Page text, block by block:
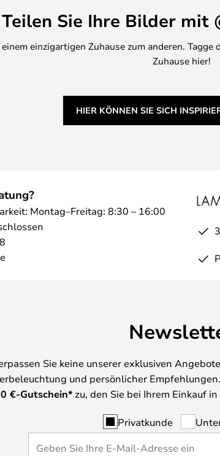
Teilen Sie Ihre Bilder mit
einzigartigen Zuhause zum anderen.
Zuhause hier!
HIER KÖNNEN SIE SICH
Montag–Freitag: 8:30 – 16:00
Sie keine unserer exklusiven
und persönlicher
€-Gutschein*zu, den Sie bei Ihrem Einkauf
Privatkunde